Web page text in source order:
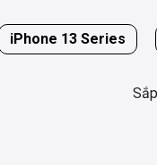
iPhone 13 Series